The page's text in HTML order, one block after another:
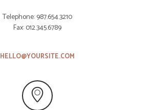
Telephone: 987.654.3210
Fax: 012.345.6789
HELLO@YOURSITE.COM